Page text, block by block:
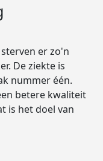
er zo'n
De ziekte is
nummer één.
betere kwaliteit
is het doel van